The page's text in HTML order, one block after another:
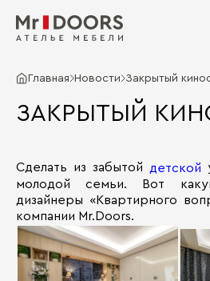
Главная Новости Закрытый
ЗАКРЫТЫЙ
Сделать из забытой детской
молодой семьи. Вот
дизайнеры «Квартирного
компании Mr.Doors.